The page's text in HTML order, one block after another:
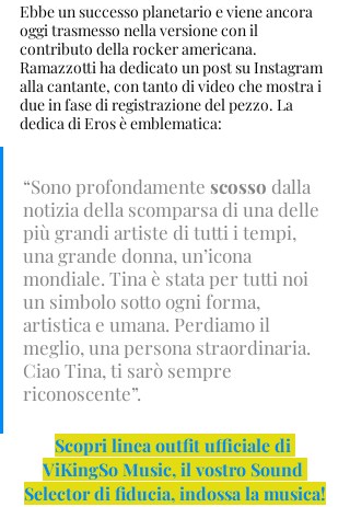
Ebbe un successo planetario e viene ancora
oggi trasmesso nella versione con il
contributo della rocker americana.
Ramazzotti ha dedicato un post su Instagram
alla cantante, con tanto di video che mostra i
due in fase di registrazione del pezzo. La
dedica di Eros è emblematica:
“Sono profondamente scosso dalla
notizia della scomparsa di una delle
più grandi artiste di tutti i tempi,
una grande donna, un’icona
mondiale. Tina è stata per tutti noi
un simbolo sotto ogni forma,
artistica e umana. Perdiamo il
meglio, una persona straordinaria.
Ciao Tina, ti sarò sempre
riconoscente”.
Scopri linea outfit ufficiale di
ViKingSo Music, il vostro Sound
Selector di fiducia, indossa la musica!